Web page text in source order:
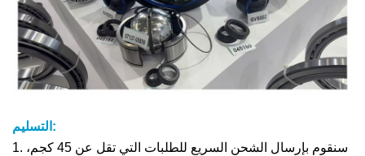
التسليم:
1. سنقوم بإرسال الشحن السريع للطلبات التي تقل عن 45 كجم،